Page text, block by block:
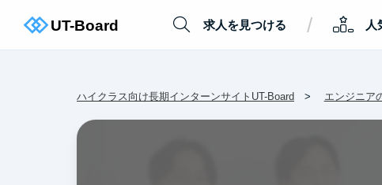
求人を見つける / 人
ハイクラス向け長期インターンサイトUT-Board エンジニア